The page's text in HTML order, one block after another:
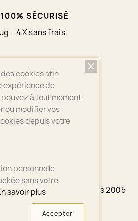
SÉCURISÉ
- 4 X sans frais
SUIVI
- Mondial Relay
QUALITÉ
- La petite Française depuis 2005
cookies afin
expérience de
à tout moment
ou modifier vos
depuis votre
personnelle
sans votre
savoir plus
Accepter